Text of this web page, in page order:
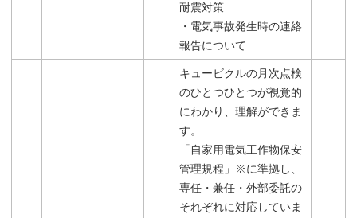
耐震対策
・電気事故発生時の連絡
報告について
キュービクルの月次点検
のひとつひとつが視覚的
にわかり、理解ができま
す。
「自家用電気工作物保安
管理規程」※に準拠し、
専任・兼任・外部委託の
それぞれに対応していま